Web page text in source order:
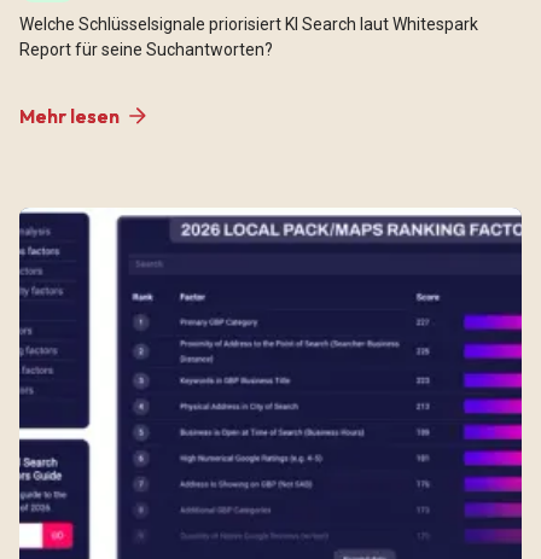
Welche Schlüsselsignale priorisiert KI Search laut Whitespark
Report für seine Suchantworten?
Mehr lesen